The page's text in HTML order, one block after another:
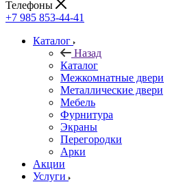
Телефоны
+7 985 853-44-41
Каталог
Назад
Каталог
Межкомнатные двери
Металлические двери
Мебель
Фурнитура
Экраны
Перегородки
Арки
Акции
Услуги